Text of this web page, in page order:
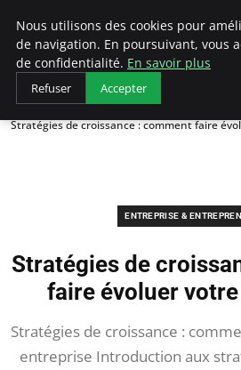
LECFCM
Accueil
Entreprise & Entrepreneuriat
Stratégies de croissance : comment faire
ENTREPRISE &
Stratégies de
faire évoluer
Stratégies de croissance :
entreprise Introduction aux
Nous utilisons des cookies pour
de navigation. En poursuivant, vous
de confidentialité. En savoir plus
Refuser Accepter